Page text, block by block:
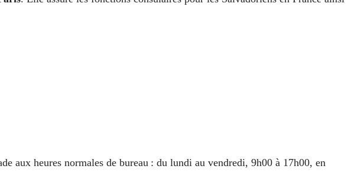
aux heures normales de bureau : du lundi au vendredi, 9h00 à 17h00, en